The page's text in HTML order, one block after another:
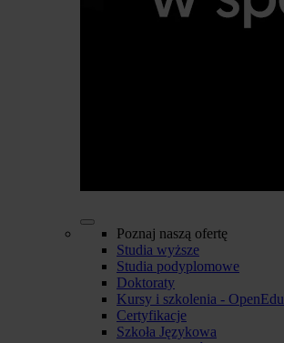
Poznaj naszą ofertę
Studia wyższe
Studia podyplomowe
Doktoraty
Kursy i szkolenia - OpenEdu
Certyfikacje
Szkoła Językowa